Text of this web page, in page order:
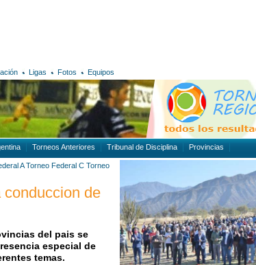
Ligas Fotos Equipos
Torneos Anteriores Tribunal de Disciplina Provincias
A Torneo Federal C Torneo
de
del pais se
especial de
temas.